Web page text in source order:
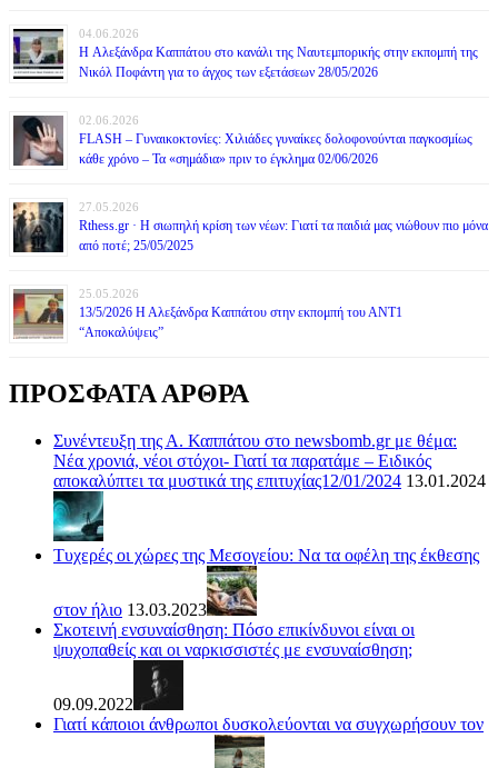
04.06.2026
H Αλεξάνδρα Καππάτου στο κανάλι της Ναυτεμπορικής στην εκπομπή της
Νικόλ Ποφάντη για το άγχος των εξετάσεων 28/05/2026
02.06.2026
FLASH – Γυναικοκτονίες: Χιλιάδες γυναίκες δολοφονούνται παγκοσμίως
κάθε χρόνο – Τα «σημάδια» πριν το έγκλημα 02/06/2026
27.05.2026
Rthess.gr · Η σιωπηλή κρίση των νέων: Γιατί τα παιδιά μας νιώθουν πιο μόνα
από ποτέ; 25/05/2025
25.05.2026
13/5/2026 Η Αλεξάνδρα Καππάτου στην εκπομπή του ΑΝΤ1
“Αποκαλύψεις”
ΠΡΟΣΦΑΤΑ ΑΡΘΡΑ
Συνέντευξη της Α. Καππάτου στο newsbomb.gr με θέμα:
Νέα χρονιά, νέοι στόχοι- Γιατί τα παρατάμε – Ειδικός
αποκαλύπτει τα μυστικά της επιτυχίας12/01/2024 13.01.2024
Τυχερές οι χώρες της Μεσογείου: Να τα οφέλη της έκθεσης
στον ήλιο 13.03.2023
Σκοτεινή ενσυναίσθηση: Πόσο επικίνδυνοι είναι οι
ψυχοπαθείς και οι ναρκισσιστές με ενσυναίσθηση;
09.09.2022
Γιατί κάποιοι άνθρωποι δυσκολεύονται να συγχωρήσουν τον